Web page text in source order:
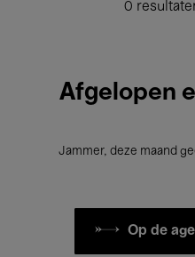
0
Afgelopen
Jammer, deze maand
Op de